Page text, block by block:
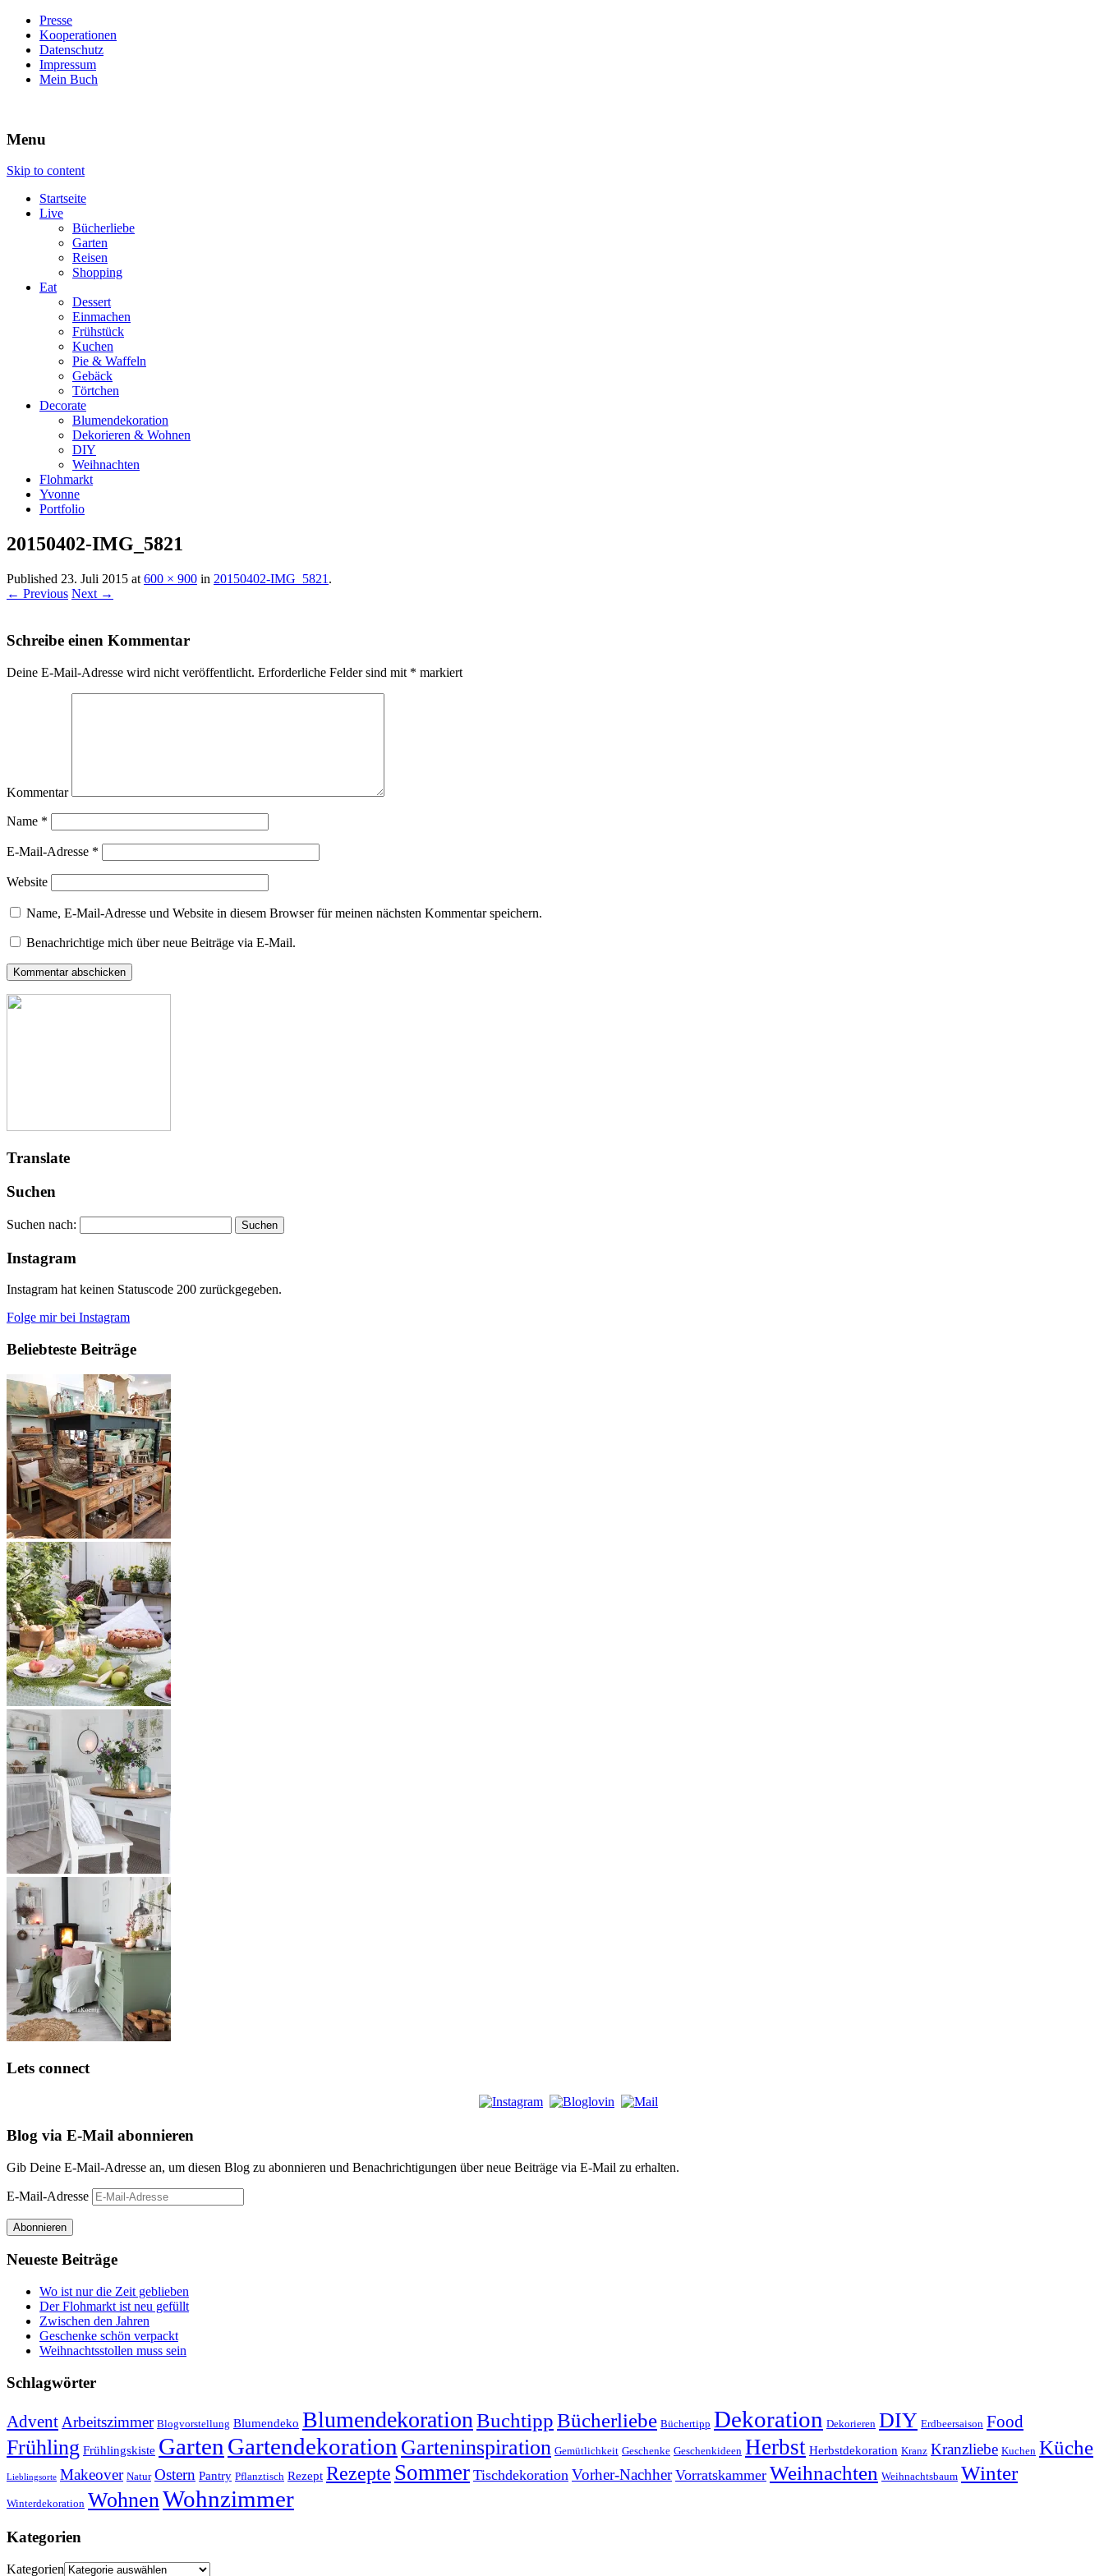
Presse
Kooperationen
Datenschutz
Impressum
Mein Buch
Villa König
Menu
Skip to content
Startseite
Live
Bücherliebe
Garten
Reisen
Shopping
Eat
Dessert
Einmachen
Frühstück
Kuchen
Pie & Waffeln
Gebäck
Törtchen
Decorate
Blumendekoration
Dekorieren & Wohnen
DIY
Weihnachten
Flohmarkt
Yvonne
Portfolio
20150402-IMG_5821
Published 23. Juli 2015 at 600 × 900 in 20150402-IMG_5821 .
← Previous Next →
Schreibe einen Kommentar
Deine E-Mail-Adresse wird nicht veröffentlicht. Erforderliche Felder sind mit * markiert
Kommentar
Name *
E-Mail-Adresse *
Website
Name, E-Mail-Adresse und Website in diesem Browser für meinen nächsten Kommentar speichern.
Benachrichtige mich über neue Beiträge via E-Mail.
Translate
Suchen
Suchen nach:
Instagram
Instagram hat keinen Statuscode 200 zurückgegeben.
Folge mir bei Instagram
Beliebteste Beiträge
Lets connect
Blog via E-Mail abonnieren
Gib Deine E-Mail-Adresse an, um diesen Blog zu abonnieren und Benachrichtigungen über neue Beiträge via E-Mail zu erhalten.
E-Mail-Adresse
Abonnieren
Neueste Beiträge
Wo ist nur die Zeit geblieben
Der Flohmarkt ist neu gefüllt
Zwischen den Jahren
Geschenke schön verpackt
Weihnachtsstollen muss sein
Schlagwörter
AdventArbeitszimmer Blogvorstellung Blumendeko BlumendekorationBuchtippBücherliebe Büchertipp Dekoration Dekorieren DIY Erdbeersaison Food
Frühling Frühlingskiste GartenGartendekoration Garteninspiration Gemütlichkeit Geschenke Geschenkideen Herbst Herbstdekoration Kranz Kranzliebe Kuchen Küche
Lieblingsorte Makeover Natur Ostern Pantry Pflanztisch Rezept Rezepte Sommer Tischdekoration Vorher-Nachher Vorratskammer Weihnachten Weihnachtsbaum Winter
Winterdekoration WohnenWohnzimmer
Kategorien
Kategorien